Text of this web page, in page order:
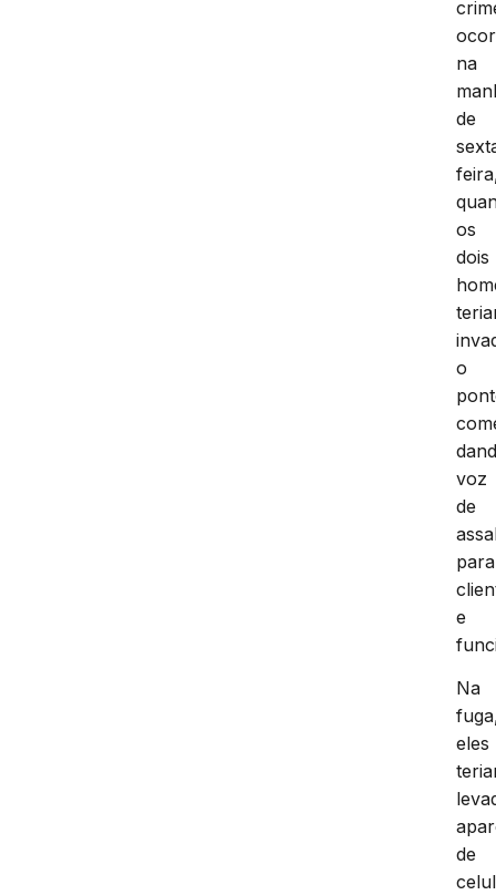
na
de
os
dois
o
voz
de
para
e
Na
eles
de